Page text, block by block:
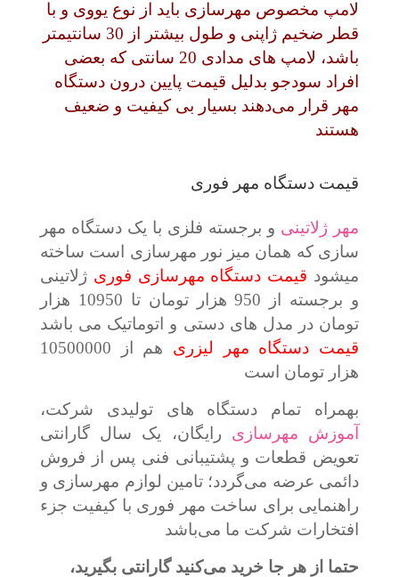
لامپ مخصوص مهرسازی باید از نوع یووی و با
قطر ضخیم ژاپنی و طول بیشتر از 30 سانتیمتر
باشد، لامپ های مدادی 20 سانتی که بعضی
افراد سودجو بدلیل قیمت پایین درون دستگاه
مهر قرار می‌دهند بسیار بی کیفیت و ضعیف
هستند
قیمت دستگاه مهر فوری
مهر ژلاتینی و برجسته فلزی با یک دستگاه مهر
سازی که همان میز نور مهرسازی است ساخته
میشود قیمت دستگاه مهرسازی فوری ژلاتینی
و برجسته از 950 هزار تومان تا 10950 هزار
تومان در مدل های دستی و اتوماتیک می باشد
قیمت دستگاه مهر لیزری
هم از 10500000
هزار تومان است
بهمراه تمام دستگاه های تولیدی شرکت،
آموزش مهرسازی رایگان، یک سال گارانتی
تعویض قطعات و پشتیبانی فنی پس از فروش
دائمی عرضه می‌گردد؛ تامین لوازم مهرسازی و
راهنمایی برای ساخت مهر فوری با کیفیت جزء
افتخارات شرکت ما می‌باشد
حتما از هر جا خرید می‌کنید گارانتی بگیرید،